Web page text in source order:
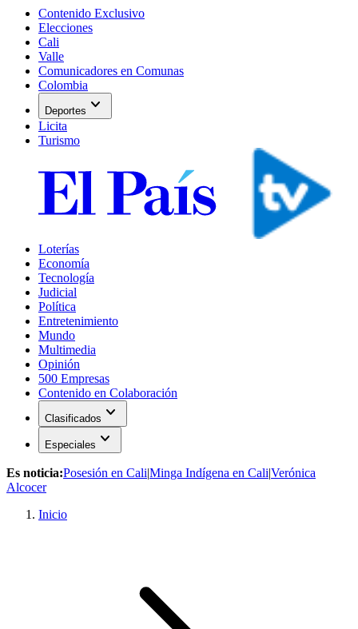
Contenido Exclusivo
Elecciones
Cali
Valle
Comunicadores en Comunas
Colombia
Deportes expand_more
Licita
Turismo
Loterías
Economía
Tecnología
Judicial
Política
Entretenimiento
Mundo
Multimedia
Opinión
500 Empresas
Contenido en Colaboración
Clasificados expand_more
Especiales expand_more
Es noticia:Posesión en Cali|Minga Indígena en Cali|Verónica
Alcocer
Inicio